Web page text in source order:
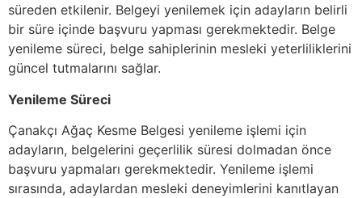
süreden etkilenir. Belgeyi yenilemek için adayların belirli
bir süre içinde başvuru yapması gerekmektedir. Belge
yenileme süreci, belge sahiplerinin mesleki yeterliliklerini
güncel tutmalarını sağlar.
Yenileme Süreci
Çanakçı Ağaç Kesme Belgesi yenileme işlemi için
adayların, belgelerini geçerlilik süresi dolmadan önce
başvuru yapmaları gerekmektedir. Yenileme işlemi
sırasında, adaylardan mesleki deneyimlerini kanıtlayan